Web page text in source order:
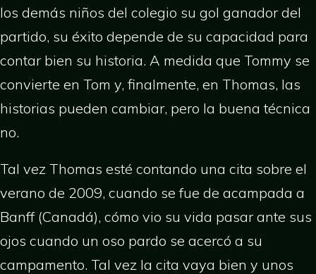
los demás niños del colegio su gol ganador del
partido, su éxito depende de su capacidad para
contar bien su historia. A medida que Tommy se
convierte en Tom y, finalmente, en Thomas, las
historias pueden cambiar, pero la buena técnica
no.
Tal vez Thomas esté contando una cita sobre el
verano de 2009, cuando se fue de acampada a
Banff (Canadá), cómo vio su vida pasar ante sus
ojos cuando un oso pardo se acercó a su
campamento. Tal vez la cita vaya bien y unos